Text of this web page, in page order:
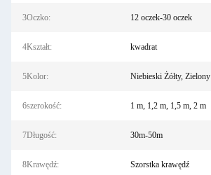
3Oczko: 12 oczek-30 oczek
4Kształt: kwadrat
5Kolor: Niebieski Żółty, Zielony
6szerokość: 1 m, 1,2 m, 1,5 m, 2 m
7Długość: 30m-50m
8Krawędź: Szorstka krawędź